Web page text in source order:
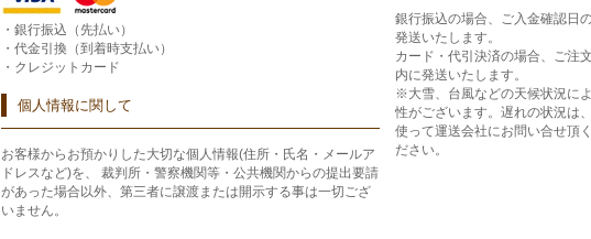
・銀行振込（先払い）
・代金引換（到着時支払い）
・クレジットカード
個人情報に関して
お客様からお預かりした大切な個人情報(住所・氏名・メールア
ドレスなど)を、 裁判所・警察機関等・公共機関からの提出要請
があった場合以外、第三者に譲渡または開示する事は一切ござ
いません。
銀行振込の場合、ご入金確認日
発送いたします。
カード・代引決済の場合、ご注
内に発送いたします。
※大雪、台風などの天候状況に
性がございます。遅れの状況は
使って運送会社にお問い合せ頂
ださい。